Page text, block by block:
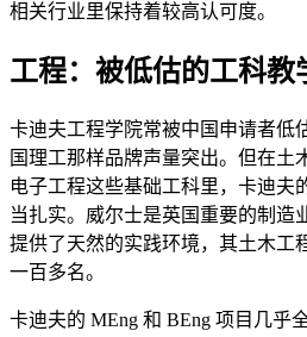
相关行业里保持着较高认可度。
工程：被低估的工科教
卡迪夫工程学院常被中国申请者低
国理工那样品牌声量突出。但在土
电子工程这些基础工科里，卡迪夫
当扎实。威尔士是英国重要的制造
提供了天然的实践环境，其土木工
一百多名。
卡迪夫的 MEng 和 BEng 项目几乎